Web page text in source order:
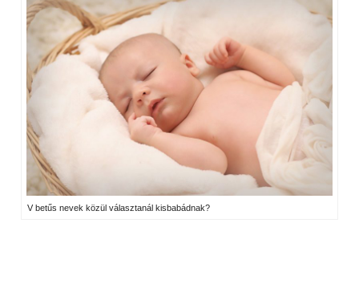
V betűs nevek közül választanál kisbabádnak?